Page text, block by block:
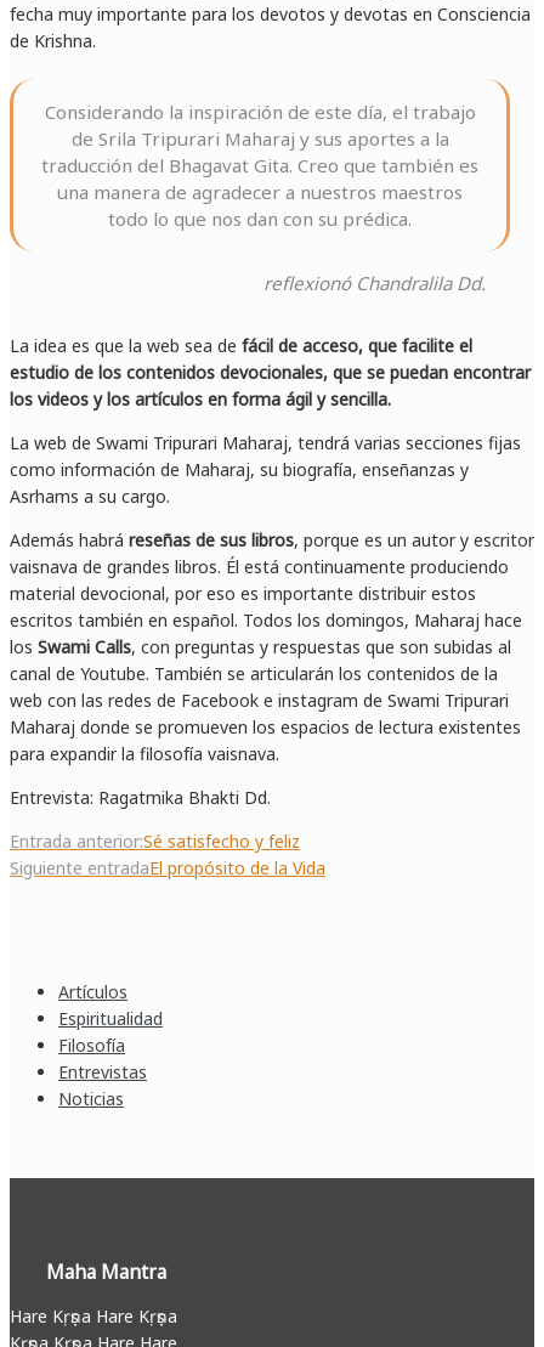
fecha muy importante para los devotos y devotas en Consciencia
de Krishna.
Considerando la inspiración de este día, el trabajo
de Srila Tripurari Maharaj y sus aportes a la
traducción del Bhagavat Gita. Creo que también es
una manera de agradecer a nuestros maestros
todo lo que nos dan con su prédica.
reflexionó Chandralila Dd.
La idea es que la web sea de fácil de acceso, que facilite el
estudio de los contenidos devocionales, que se puedan encontrar
los videos y los artículos en forma ágil y sencilla.
La web de Swami Tripurari Maharaj, tendrá varias secciones fijas
como información de Maharaj, su biografía, enseñanzas y
Asrhams a su cargo.
Además habrá reseñas de sus libros, porque es un autor y escritor
vaisnava de grandes libros. Él está continuamente produciendo
material devocional, por eso es importante distribuir estos
escritos también en español. Todos los domingos, Maharaj hace
los Swami Calls, con preguntas y respuestas que son subidas al
canal de Youtube. También se articularán los contenidos de la
web con las redes de Facebook e instagram de Swami Tripurari
Maharaj donde se promueven los espacios de lectura existentes
para expandir la filosofía vaisnava.
Entrevista: Ragatmika Bhakti Dd.
Navegación
de
Entrada anterior:Sé satisfecho y feliz
Siguiente entradaEl propósito de la Vida
Artículos
Espiritualidad
Filosofía
Entrevistas
Noticias
Maha Mantra
Hare Kṛṣṇa Hare Kṛṣṇa